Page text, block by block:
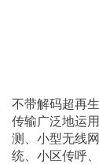
不带解码超再
传输广泛地运
测、小型无线
统、小区传呼